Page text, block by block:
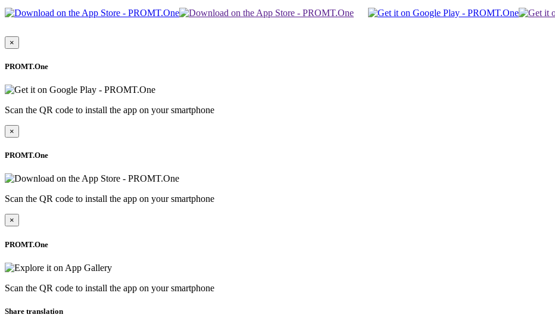
×
PROMT.One
Scan the QR code to install the app on your smartphone
×
PROMT.One
Scan the QR code to install the app on your smartphone
×
PROMT.One
Scan the QR code to install the app on your smartphone
Share translation